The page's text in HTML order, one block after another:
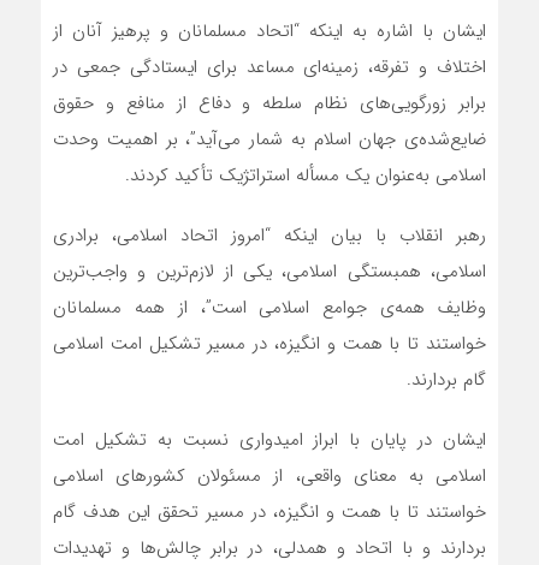
ایشان با اشاره به اینکه “اتحاد مسلمانان و پرهیز آنان از
اختلاف و تفرقه، زمینه‌ای مساعد برای ایستادگی جمعی در
برابر زورگویی‌های نظام سلطه و دفاع از منافع و حقوق
ضایع‌شده‌ی جهان اسلام به شمار می‌آید”، بر اهمیت وحدت
اسلامی به‌عنوان یک مسأله استراتژیک تأکید کردند.
رهبر انقلاب با بیان اینکه “امروز اتحاد اسلامی، برادری
اسلامی، همبستگی اسلامی، یکی از لازم‌ترین و واجب‌ترین
وظایف همه‌ی جوامع اسلامی است”، از همه مسلمانان
خواستند تا با همت و انگیزه، در مسیر تشکیل امت اسلامی
گام بردارند.
ایشان در پایان با ابراز امیدواری نسبت به تشکیل امت
اسلامی به معنای واقعی، از مسئولان کشورهای اسلامی
خواستند تا با همت و انگیزه، در مسیر تحقق این هدف گام
بردارند و با اتحاد و همدلی، در برابر چالش‌ها و تهدیدات